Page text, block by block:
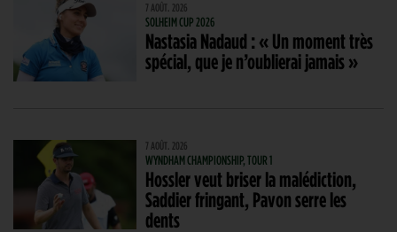
7 AOÛT. 2026
SOLHEIM CUP 2026
Nastasia Nadaud : « Un moment très
spécial, que je n’oublierai jamais »
7 AOÛT. 2026
WYNDHAM CHAMPIONSHIP, TOUR 1
Hossler veut briser la malédiction,
Saddier fringant, Pavon serre les
dents